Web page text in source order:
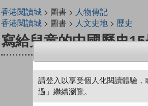
香港閱讀城> 圖書 > 人物傳記
香港閱讀城> 圖書 > 人文史地> 歷史
寫給兒童的中國歷史
請登入以享受個人化閱讀體驗，
過」繼續瀏覽。